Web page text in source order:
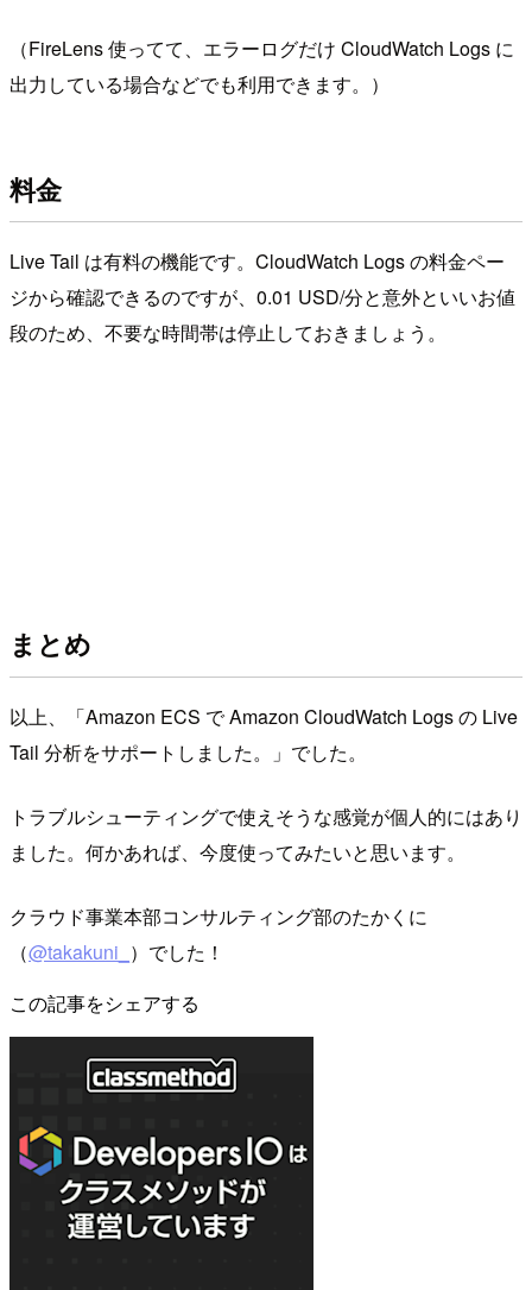
（FireLens 使ってて、エラーログだけ CloudWatch Logs に
出力している場合などでも利用できます。）
料金
Live Tail は有料の機能です。CloudWatch Logs の料金ペー
ジから確認できるのですが、0.01 USD/分と意外といいお値
段のため、不要な時間帯は停止しておきましょう。
まとめ
以上、「Amazon ECS で Amazon CloudWatch Logs の Live
Tail 分析をサポートしました。」でした。
トラブルシューティングで使えそうな感覚が個人的にはあり
ました。何かあれば、今度使ってみたいと思います。
クラウド事業本部コンサルティング部のたかくに
（@takakuni_ ）でした！
この記事をシェアする